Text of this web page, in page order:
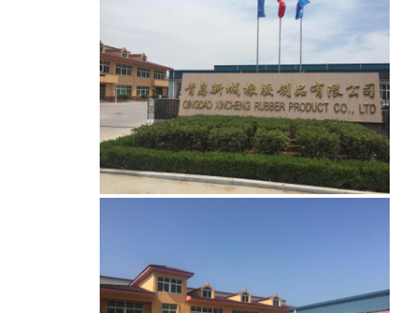
مراقبة
الجودة
اتصل
بنا
حالات